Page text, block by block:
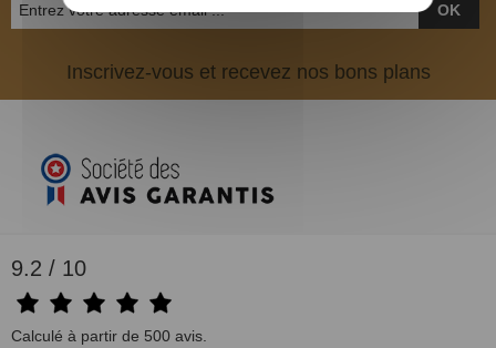
OK
Inscrivez-vous et recevez nos bons plans
9.2 / 10
Calculé à partir de 500 avis.